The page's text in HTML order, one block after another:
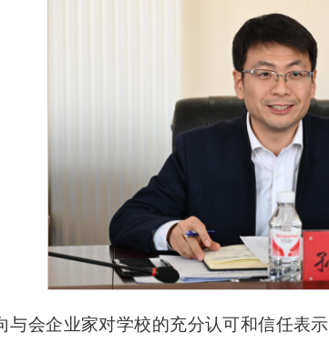
与会企业家对学校的充分认可和信任表